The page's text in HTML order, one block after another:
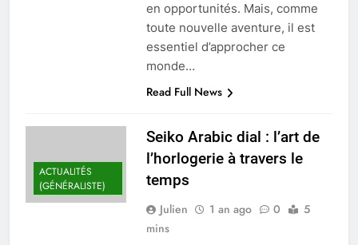
en opportunités. Mais, comme
toute nouvelle aventure, il est
essentiel d’approcher ce
monde…
Read Full News
ACTUALITÉS
(GÉNÉRALISTE)
Seiko Arabic dial : l’art de
l’horlogerie à travers le
temps
Julien 1 an ago 0
5
mins